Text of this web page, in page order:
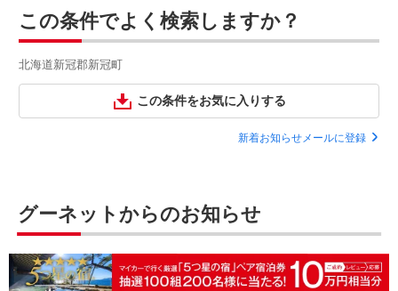
この条件でよく検索しますか？
北海道新冠郡新冠町
この条件をお気に入りする
新着お知らせメールに登録
グーネットからのお知らせ